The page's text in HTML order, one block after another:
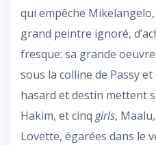
qui empêche
grand peintre ignoré,
fresque: sa grande
sous la colline de Passy
hasard et destin mettent
Hakim, et cinq girls,
Lovette, égarées dans le